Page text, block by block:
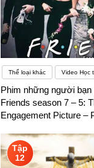
Thể loại khác Video Học
Phim những người bạn
Friends season 7 – 5:
Engagement Picture –
Tập
12